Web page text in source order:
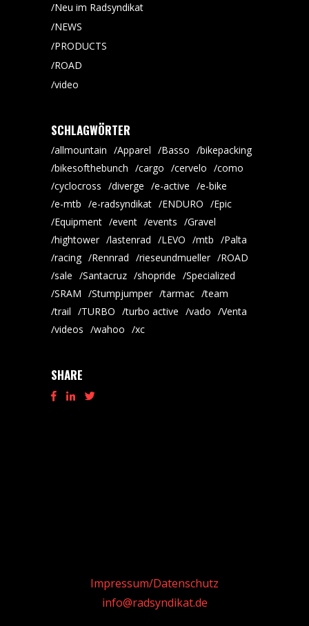
Neu im Radsyndikat
NEWS
PRODUCTS
ROAD
video
SCHLAGWÖRTER
allmountain Apparel Basso
bikepacking
bikesofthebunch
cargo cervelo
como
cyclocross
diverge e-active
e-bike
e-mtb
e-radsyndikat ENDURO
Epic
Equipment
event events
Gravel
hightower
lastenrad LEVO mtb
Palta
racing
Rennrad rieseundmueller
ROAD
sale
Santacruz shopride
Specialized
SRAM
Stumpjumper tarmac
team
trail
TURBO turbo active vado
Venta
videos
wahoo xc
SHARE
Impressum/Datenschutz
info@radsyndikat.de